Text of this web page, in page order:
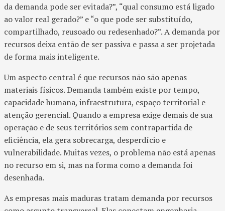
da demanda pode ser evitada?”, “qual consumo está ligado
ao valor real gerado?” e “o que pode ser substituído,
compartilhado, reusoado ou redesenhado?”. A demanda por
recursos deixa então de ser passiva e passa a ser projetada
de forma mais inteligente.
Um aspecto central é que recursos não são apenas
materiais físicos. Demanda também existe por tempo,
capacidade humana, infraestrutura, espaço territorial e
atenção gerencial. Quando a empresa exige demais de sua
operação e de seus territórios sem contrapartida de
eficiência, ela gera sobrecarga, desperdício e
vulnerabilidade. Muitas vezes, o problema não está apenas
no recurso em si, mas na forma como a demanda foi
desenhada.
As empresas mais maduras tratam demanda por recursos